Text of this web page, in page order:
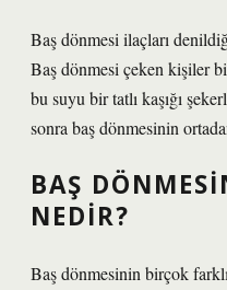
Baş dönmesi ilaçları
Baş dönmesi çeken kişiler
bu suyu bir tatlı kaşığı
sonra baş dönmesinin
BAŞ
NEDIR?
Baş dönmesinin birçok